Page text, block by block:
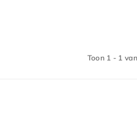
Toon 1 - 1